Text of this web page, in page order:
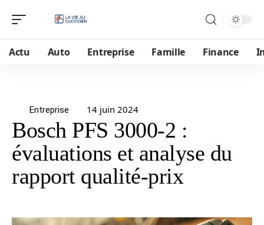
Actu Auto Entreprise Famille Finance
Entreprise 14 juin 2024
Bosch PFS 3000-2 :
évaluations et analyse du
rapport qualité-prix